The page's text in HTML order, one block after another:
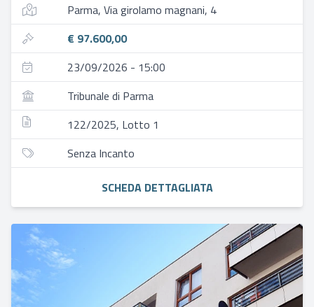
Parma, Via girolamo magnani, 4
€ 97.600,00
23/09/2026 - 15:00
Tribunale di Parma
122/2025, Lotto 1
Senza Incanto
SCHEDA DETTAGLIATA